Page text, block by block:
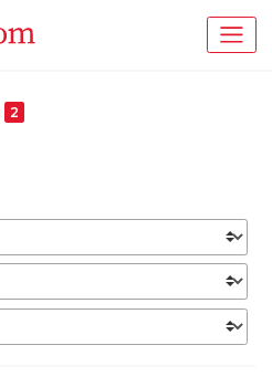
2